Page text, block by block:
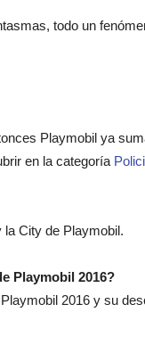
todo un
Playmobil ya
en la categoría
la City de Playmobil.
Playmobil 2016?
2016 y su